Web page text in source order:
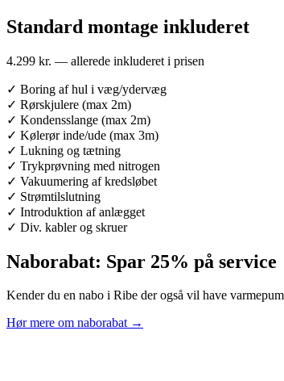
Standard montage inkluderet
4.299 kr. — allerede inkluderet i prisen
✓ Boring af hul i væg/ydervæg
✓ Rørskjulere (max 2m)
✓ Kondensslange (max 2m)
✓ Kølerør inde/ude (max 3m)
✓ Lukning og tætning
✓ Trykprøvning med nitrogen
✓ Vakuumering af kredsløbet
✓ Strømtilslutning
✓ Introduktion af anlægget
✓ Div. kabler og skruer
Naborabat: Spar 25% på service
Kender du en nabo i Ribe der også vil have
Hør mere om naborabat →